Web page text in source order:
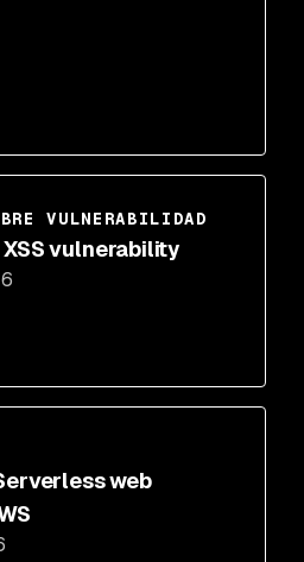
VULNERABILIDAD
vulnerability
web